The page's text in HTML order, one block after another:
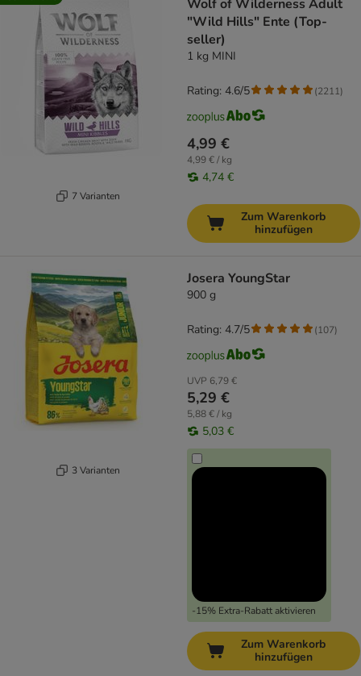
7 Varianten
Wolf of Wilderness Adult
"Wild Hills" Ente (Top-
seller)
1 kg MINI
4,99 €
4,99 € / kg
4,74 €
Rating: 4.6/5 (2211)
Zum Warenkorb
hinzufügen
3 Varianten
Josera YoungStar
900 g
UVP 6,79 €
5,29 €
5,88 € / kg
5,03 €
-15% Extra-Rabatt aktivieren
Rating: 4.7/5 (107)
Zum Warenkorb
hinzufügen